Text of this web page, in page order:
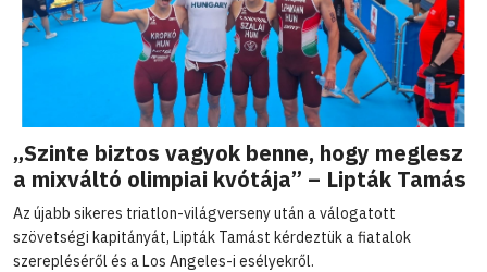
„Szinte biztos vagyok benne, hogy meglesz
a mixváltó olimpiai kvótája” – Lipták Tamás
Az újabb sikeres triatlon-világverseny után a válogatott
szövetségi kapitányát, Lipták Tamást kérdeztük a fiatalok
szerepléséről és a Los Angeles-i esélyekről.